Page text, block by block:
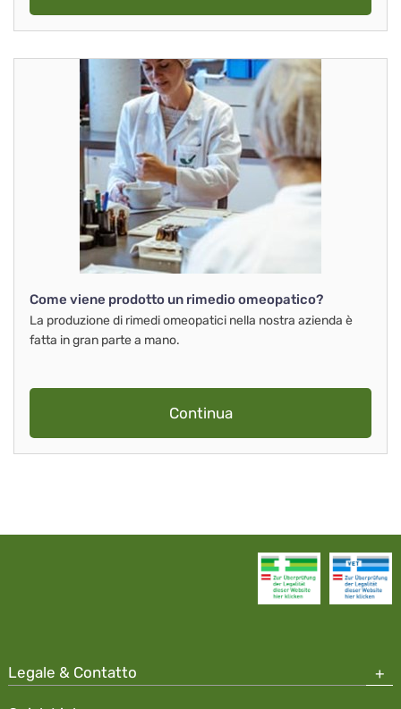
Come viene prodotto un rimedio omeopatico?
La produzione di rimedi omeopatici nella nostra azienda è
fatta in gran parte a mano.
Continua
Legale & Contatto